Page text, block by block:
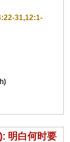
31,12:1-
明白何时要